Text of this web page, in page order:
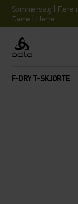
Sommersalg | Flere
Dame | Herre
Odlo
F-DRY T-SKJORTE